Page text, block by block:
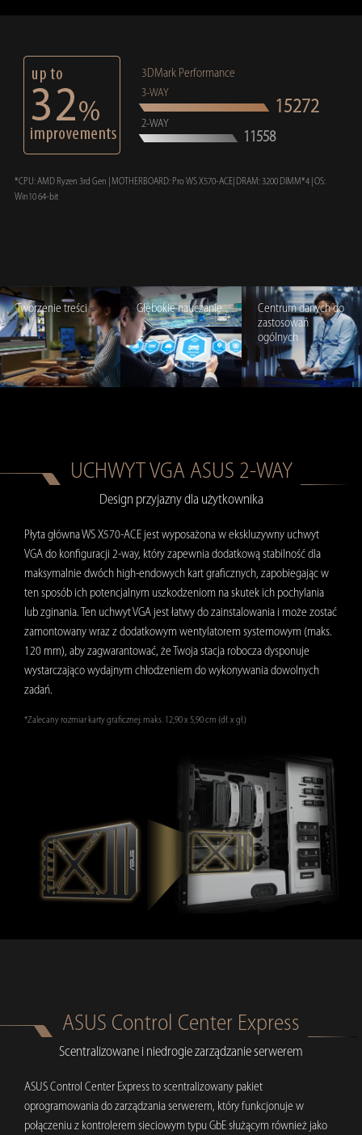
3DMark Performance
3-WAY
15272
2-WAY
11558
*CPU: AMD Ryzen 3rd Gen | MOTHERBOARD: Pro WS X570-ACE| DRAM: 3200 DIMM*4 | OS:
Win10 64-bit
Tworzenie treści Głębokie nauczanie
Centrum danych do
zastosowań
ogólnych
UCHWYT VGA ASUS 2-WAY
Design przyjazny dla użytkownika
Płyta główna WS X570-ACE jest wyposażona w ekskluzywny uchwyt
VGA do konfiguracji 2-way, który zapewnia dodatkową stabilność dla
maksymalnie dwóch high-endowych kart graficznych, zapobiegając w
ten sposób ich potencjalnym uszkodzeniom na skutek ich pochylania
lub zginania. Ten uchwyt VGA jest łatwy do zainstalowania i może zostać
zamontowany wraz z dodatkowym wentylatorem systemowym (maks.
120 mm), aby zagwarantować, że Twoja stacja robocza dysponuje
wystarczająco wydajnym chłodzeniem do wykonywania dowolnych
zadań.
*Zalecany rozmiar karty graficznej: maks. 12,90 x 5,90 cm (dł. x gł.)
ASUS Control Center Express
Scentralizowane i niedrogie zarządzanie serwerem
ASUS Control Center Express to scentralizowany pakiet
oprogramowania do zarządzania serwerem, który funkcjonuje w
połączeniu z kontrolerem sieciowym typu GbE służącym również jako